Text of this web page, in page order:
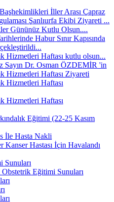
İller Arası Çapraz
Şanlıurfa Ekibi Ziyareti ...
Gününüz Kutlu Olsun....
Habur Sınır Kapısında
Hizmetleri Haftası kutlu olsun...
Sayın Dr. Osman ÖZDEMİR 'in
Hizmetleri Haftası Ziyareti
Hizmetleri Haftası
Hizmetleri Haftası
Eğitimi (22-25 Kasım
İle Hasta Nakli
Hastası İçin Havalandı
Sunuları
Eğitimi Sunuları